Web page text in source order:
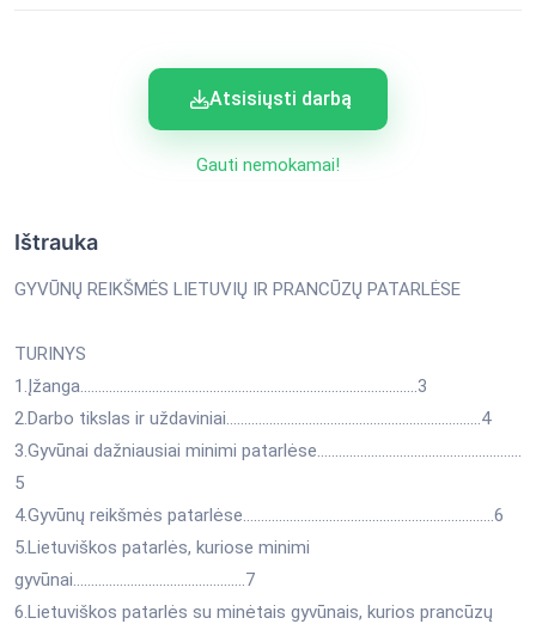
Atsisiųsti darbą
Gauti nemokamai!
Ištrauka
GYVŪNŲ REIKŠMĖS LIETUVIŲ IR PRANCŪZŲ PATARLĖSE
TURINYS
1.Įžanga…………………………………………………………………….……………3
2.Darbo tikslas ir uždaviniai……………………………………………………….….…4
3.Gyvūnai dažniausiai minimi patarlėse………………………………..………….……
5
4.Gyvūnų reikšmės patarlėse…………………………………………………………….6
5.Lietuviškos patarlės, kuriose minimi
gyvūnai…………………………………………7
6.Lietuviškos patarlės su minėtais gyvūnais, kurios prancūzų